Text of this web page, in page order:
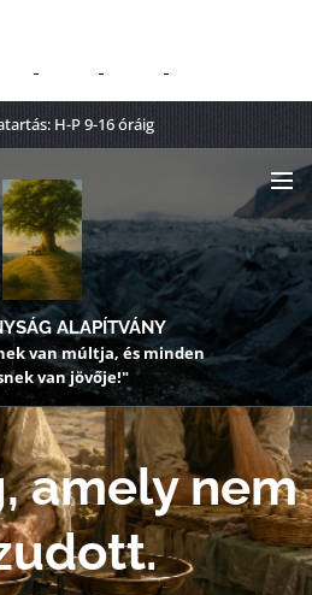
H-P 9-16 óráig
ALAPÍTVÁNY
van múltja, és minden
van jövője!"
amely nem